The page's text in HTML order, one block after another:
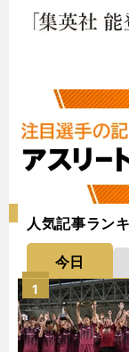
人気記事ラン
今日
1